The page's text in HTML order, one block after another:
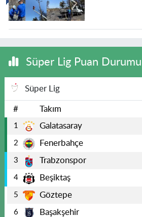
Süper Lig Puan Durumu
Süper Lig
# Takım
1 Galatasaray
2 Fenerbahçe
3 Trabzonspor
4 Beşiktaş
5 Göztepe
6 Başakşehir